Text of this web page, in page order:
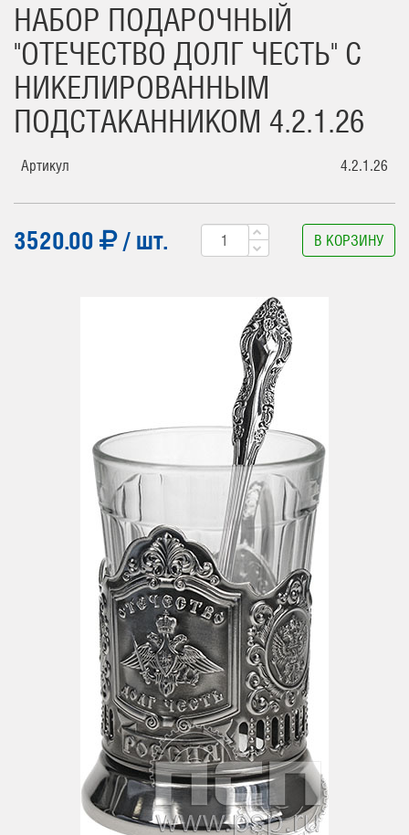
НАБОР ПОДАРОЧНЫЙ
"ОТЕЧЕСТВО ДОЛГ ЧЕСТЬ" С
НИКЕЛИРОВАННЫМ
ПОДСТАКАННИКОМ 4.2.1.26
Артикул 4.2.1.26
3520.00 / шт. В КОРЗИНУ